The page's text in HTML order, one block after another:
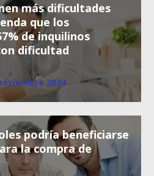
más dificultades
que los
de inquilinos
dificultad
2024
podría beneficiarse
la compra de